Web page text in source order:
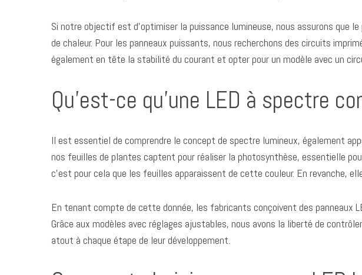
Si notre objectif est d’optimiser la puissance lumineuse, nous assurons que
de chaleur. Pour les panneaux puissants, nous recherchons des circuits
également en tête la stabilité du courant et opter pour un modèle avec un
Qu’est-ce qu’une LED à spectre
Il est essentiel de comprendre le concept de spectre lumineux, également
nos feuilles de plantes captent pour réaliser la photosynthèse, essentielle
c’est pour cela que les feuilles apparaissent de cette couleur. En revanche,
En tenant compte de cette donnée, les fabricants conçoivent des panneaux
Grâce aux modèles avec réglages ajustables, nous avons la liberté de
atout à chaque étape de leur développement.